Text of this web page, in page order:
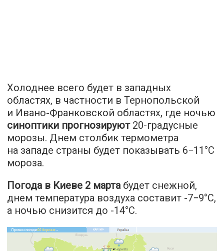
Холоднее всего будет в западных
областях, в частности в Тернопольской
и Ивано-Франковской областях, где ночью
синоптики прогнозируют20-градусные
морозы. Днем столбик термометра
на западе страны будет показывать 6−11°С
мороза.
Погода в Киеве 2 марта будет снежной,
днем температура воздуха составит -7−9°С,
а ночью снизится до -14°С.